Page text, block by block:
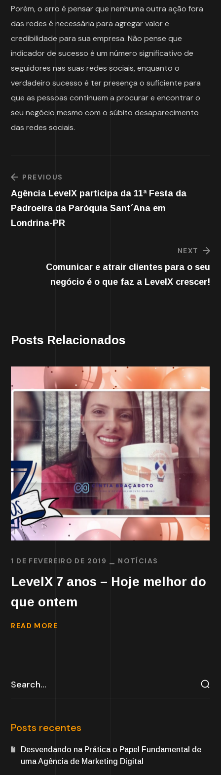
Porém, o erro é pensar que nenhuma outra ação fora
das redes é necessária para agregar valor e
credibilidade para sua empresa. Não pense que
indicador de sucesso é um número significativo de
seguidores nas suas redes sociais, enquanto o
verdadeiro sucesso é ter presença o suficiente para
que as pessoas continuem a procurar e encontrar o
seu negócio mesmo com o súbito desaparecimento
das redes sociais.
PREVIOUS
Agência LevelX participa da 11ª Festa da
Padroeira da Paróquia Sant´Ana em
Londrina-PR
NEXT
Comunicar e atrair clientes para o seu
negócio é o que faz a LevelX crescer!
Posts Relacionados
1 DE FEVEREIRO DE 2019 NOTÍCIAS
LevelX 7 anos – Hoje melhor do
que ontem
READ MORE
Posts recentes
Desvendando na Prática o Papel Fundamental de
uma Agência de Marketing Digital